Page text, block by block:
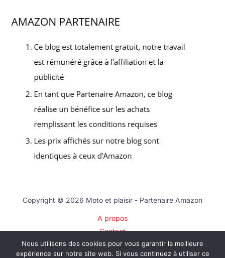
Copyright © 2026 Moto et plaisir - Partenaire Amazon
A propos
Contact
Plan du site
Nous utilisons des cookies pour vous garantir la meilleure
expérience sur notre site web. Si vous continuez à utiliser ce